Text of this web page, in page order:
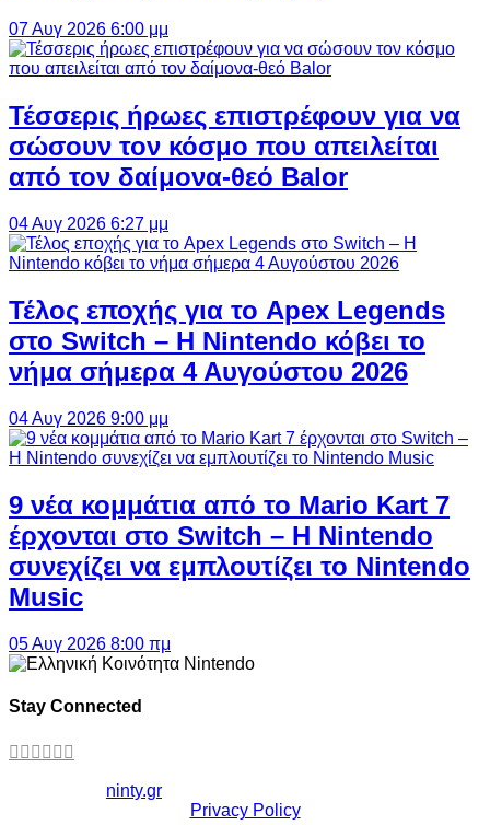
07 Αυγ 2026 6:00 μμ
Τέσσερις ήρωες επιστρέφουν για να
σώσουν τον κόσμο που απειλείται
από τον δαίμονα-θεό Balor
04 Αυγ 2026 6:27 μμ
Τέλος εποχής για το Apex Legends
στο Switch – Η Nintendo κόβει το
νήμα σήμερα 4 Αυγούστου 2026
04 Αυγ 2026 9:00 μμ
9 νέα κομμάτια από το Mario Kart 7
έρχονται στο Switch – Η Nintendo
συνεχίζει να εμπλουτίζει το Nintendo
Music
05 Αυγ 2026 8:00 πμ
Stay Connected
ninty.gr
Privacy Policy